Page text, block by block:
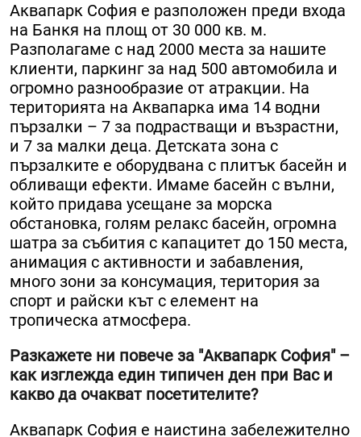
Аквапарк София е разположен преди входа
на Банкя на площ от 30 000 кв. м.
Разполагаме с над 2000 места за нашите
клиенти, паркинг за над 500 автомобила и
огромно разнообразие от атракции. На
територията на Аквапарка има 14 водни
пързалки – 7 за подрастващи и възрастни,
и 7 за малки деца. Детската зона с
пързалките е оборудвана с плитък басейн и
обливащи ефекти. Имаме басейн с вълни,
който придава усещане за морска
обстановка, голям релакс басейн, огромна
шатра за събития с капацитет до 150 места,
анимация с активности и забавления,
много зони за консумация, територия за
спорт и райски кът с елемент на
тропическа атмосфера.
Разкажете ни повече за "Аквапарк София" –
как изглежда един типичен ден при Вас и
какво да очакват посетителите?
Аквапарк София е наистина забележително